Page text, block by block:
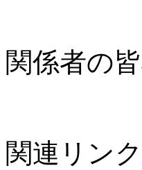
関係者の
関連リンク